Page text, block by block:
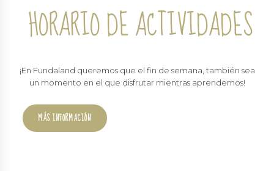
HORARIO DE ACTIVIDADES
¡En Fundaland queremos que el fin de semana, también sea
un momento en el que disfrutar mientras aprendemos!
MÁS INFORMACIÓN